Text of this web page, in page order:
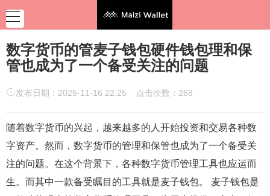
数字货币的管麦子钱包硬件钱包理和保
管也成为了一个备受关注的问题
发布日期：2025-11-16 22:25 点击次数：268
随着数字货币的兴起，越来越多的人开始投资和交易各种数
字资产。然而，数字货币的管理和保管也成为了一个备受关
注的问题。在这个背景下，各种数字货币管理工具也应运而
生。而其中一款备受瞩目的工具就是麦子钱包。 麦子钱包是